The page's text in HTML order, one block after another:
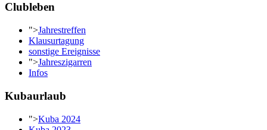
Clubleben
">Jahrestreffen
Klausurtagung
sonstige Ereignisse
">Jahreszigarren
Infos
Kubaurlaub
">Kuba 2024